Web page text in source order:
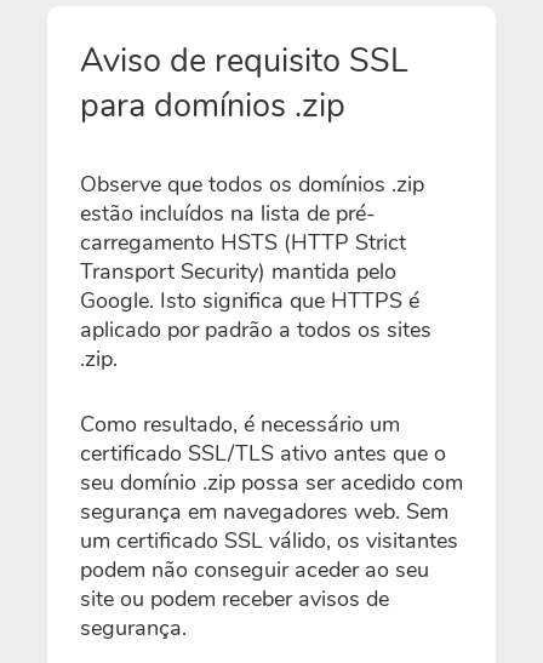
Aviso de requisito SSL
para domínios .zip
Observe que todos os domínios .zip
estão incluídos na lista de pré-
carregamento HSTS (HTTP Strict
Transport Security) mantida pelo
Google. Isto significa que HTTPS é
aplicado por padrão a todos os sites
.zip.
Como resultado, é necessário um
certificado SSL/TLS ativo antes que o
seu domínio .zip possa ser acedido com
segurança em navegadores web. Sem
um certificado SSL válido, os visitantes
podem não conseguir aceder ao seu
site ou podem receber avisos de
segurança.